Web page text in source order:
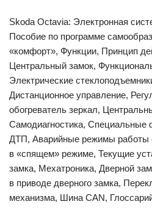
Skoda Octavia: Электронная
Пособие по программе
«комфорт», Функции, Принцип
Центральный замок,
Электрические
Дистанционное управление,
обогреватель зеркал,
Самодиагностика, Специальные
ДТП, Аварийные режимы работы
в «спящем» режиме, Текущие
замка, Мехатроника, Дверной
в приводе дверного замка,
механизма, Шина CAN,